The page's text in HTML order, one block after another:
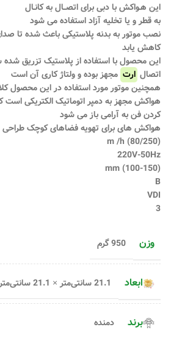
این هـواکش با دبى براى اتصــال به کانـال
به قطر و یا تخلیه آزاد استفاده مى شود
نصب موتور به بدنه پلاستیکى باعث شده تا
کاهش یابد
این محصول با استفاده از پلاستیک تزریق
اتصال ارت مجهز بوده و ولتاژ کارى آن است
همچنین موتور مورد استفاده در این محصول
هواکش مجهز به دمپر اتوماتیک الکتریکى
کردن فن به آرامى باز مى شود
هواکش هاى براى تهویه فضاهاى کوچک طراحى
(80/250) m /h
220V-50Hz
(100-150) mm
B
VDI
3
وزن 950 گرم
ابعاد 21.1 سانتی‌متر × 21.1 سانتی‌متر × 11.3 سانتی‌متر
برند دمنده